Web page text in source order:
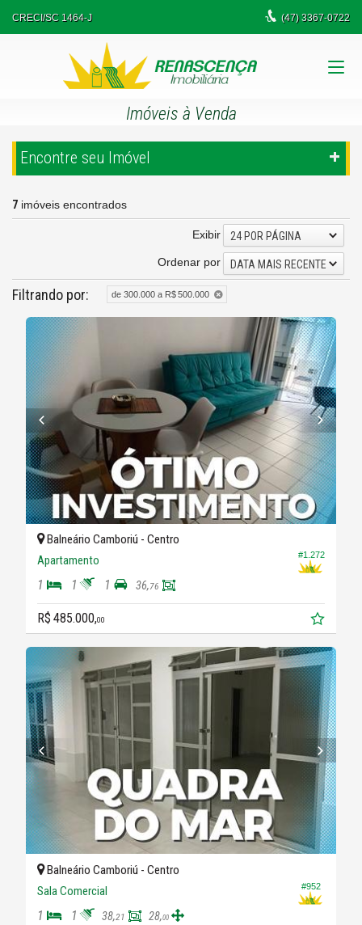
CRECI/SC 1464-J (47)3367-0722
Imóveis à Venda
Encontre seu Imóvel
7 imóveis encontrados
Exibir
24 POR PÁGINA
Ordenar por
DATA MAIS RECENTE
Filtrando por: de 300.000 a R$ 500.000
#1.272
Balneário Camboriú - Centro
Apartamento
1 1 1 36,76
R$ 485.000,00
#952
Balneário Camboriú - Centro
Sala Comercial
1 1 38,21 28,00